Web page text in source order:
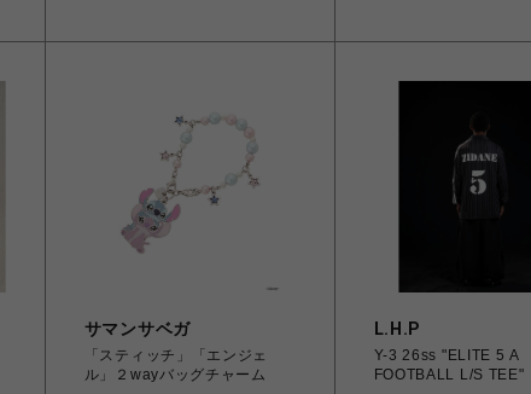
サマンサベガ
「スティッチ」「エンジェ
ル」２wayバッグチャーム
L.H.P
Y-3 26ss "ELITE 5 A
FOOTBALL L/S TEE"